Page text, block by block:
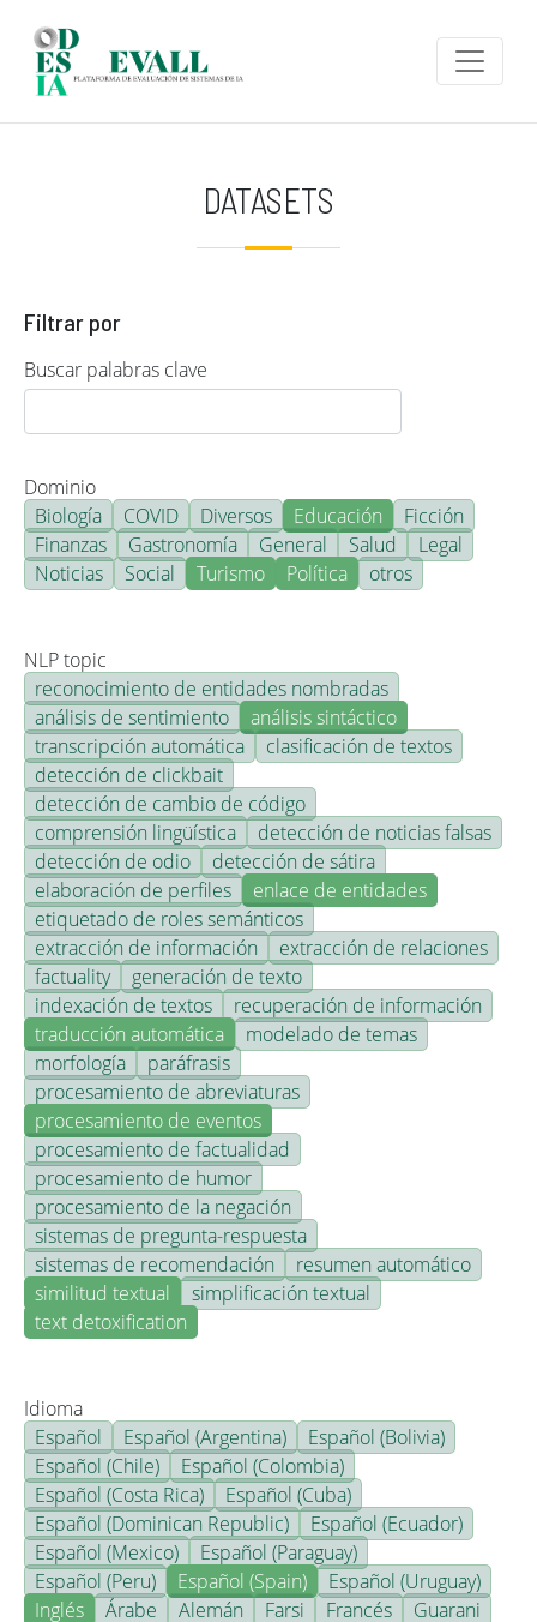
DATASETS
Filtrar por
Buscar palabras clave
Dominio
Biología
COVID Diversos Educación
Ficción
Finanzas
Gastronomía General Salud
Legal
Noticias
Social Turismo Política otros
NLP topic
reconocimiento de entidades nombradas
análisis de sentimiento
análisis sintáctico
transcripción automática
clasificación de textos
detección de clickbait
detección de cambio de código
comprensión lingüística
detección de noticias falsas
detección de odio
detección de sátira
elaboración de perfiles
enlace de entidades
etiquetado de roles semánticos
extracción de información
extracción de relaciones
factuality
generación de texto
indexación de textos
recuperación de información
traducción automática
modelado de temas
morfología
paráfrasis
procesamiento de abreviaturas
procesamiento de eventos
procesamiento de factualidad
procesamiento de humor
procesamiento de la negación
sistemas de pregunta-respuesta
sistemas de recomendación
resumen automático
similitud textual
simplificación textual
text detoxification
Idioma
Español
Español (Argentina)
Español (Bolivia)
Español (Chile)
Español (Colombia)
Español (Costa Rica)
Español (Cuba)
Español (Dominican Republic)
Español (Ecuador)
Español (Mexico)
Español (Paraguay)
Español (Peru)
Español (Spain)
Español (Uruguay)
Inglés
Árabe Alemán Farsi Francés
Guarani